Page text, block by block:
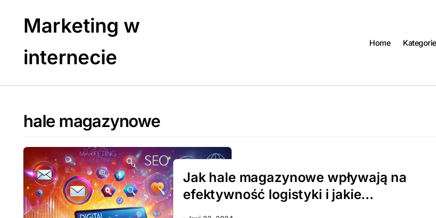
Marketing w
internecie
Home Kategorie
hale magazynowe
Jak hale magazynowe wpływają na
efektywność logistyki i jakie
innowacje mogą przynieść korzyści